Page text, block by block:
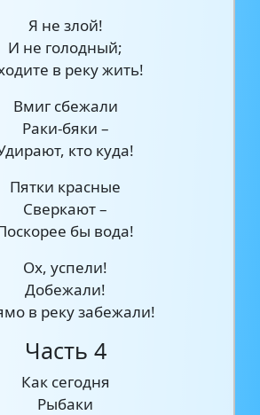
Я не злой!
И не голодный;
в реку жить!
Вмиг сбежали
Раки-бяки –
кто куда!
Пятки красные
Сверкают –
бы вода!
Ох, успели!
Добежали!
в реку забежали!
Часть 4
Как сегодня
Рыбаки